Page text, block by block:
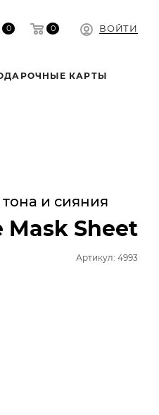
0 0 ВОЙТИ
КАРТЫ
и сияния
Mask Sheet
Артикул: 4993